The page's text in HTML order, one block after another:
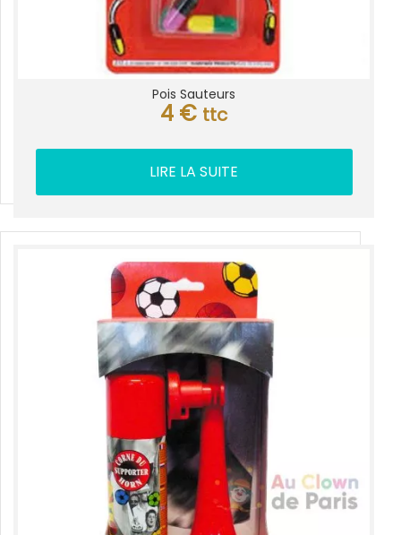
Pois Sauteurs
4 € ttc
LIRE LA SUITE